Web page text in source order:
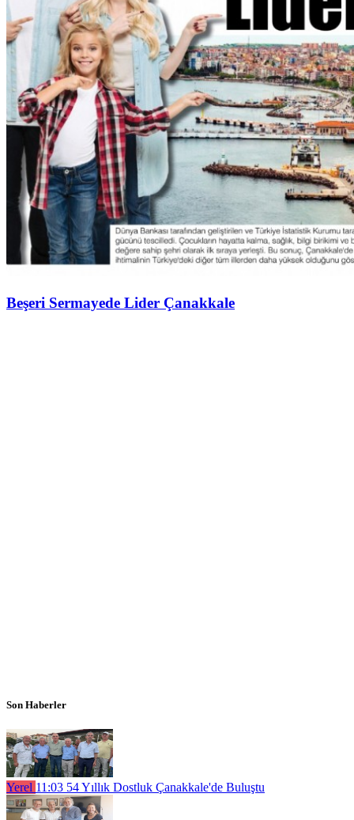
Beşeri Sermayede Lider Çanakkale
Son Haberler
Yerel 11:03 54 Yıllık Dostluk Çanakkale'de Buluştu